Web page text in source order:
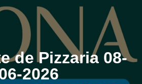
de Pizzaria 08-
2026